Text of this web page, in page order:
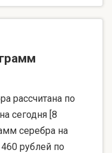
рассчитана по
сегодня [8
серебра на
рублей по